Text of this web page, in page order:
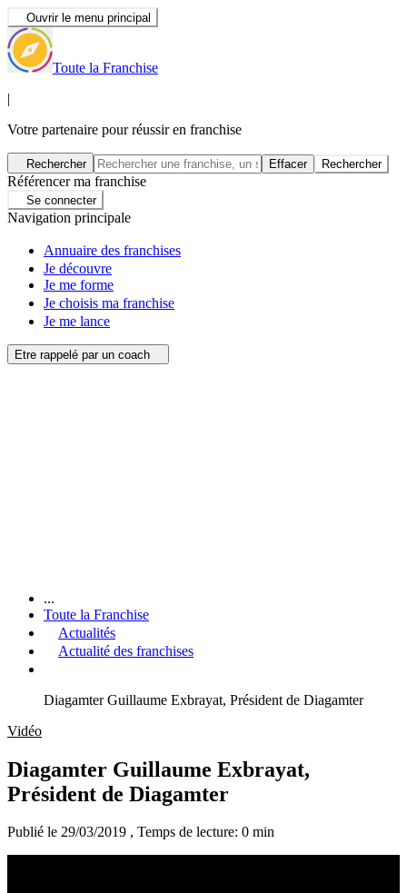
Ouvrir le menu principal
Toute la Franchise
|
Votre partenaire pour réussir en franchise
Rechercher Effacer Rechercher
Référencer ma franchise
Se connecter
Navigation principale
Annuaire des franchises
Je découvre
Je me forme
Je choisis ma franchise
Je me lance
Etre rappelé par un coach
...
Toute la Franchise
Actualités
Actualité des franchises
Diagamter Guillaume Exbrayat, Président de Diagamter
Vidéo
Diagamter Guillaume Exbrayat,
Président de Diagamter
Publié le 29/03/2019 , Temps de lecture: 0 min